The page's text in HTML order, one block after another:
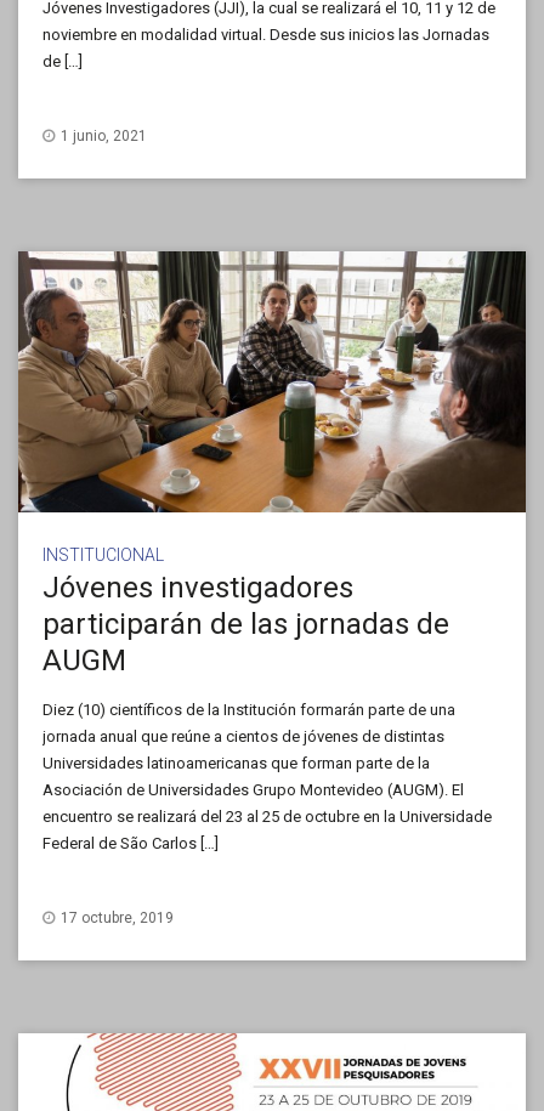
Jóvenes Investigadores (JJI), la cual se realizará el 10, 11 y 12 de
noviembre en modalidad virtual. Desde sus inicios las Jornadas
de […]
1 junio, 2021
INSTITUCIONAL
Jóvenes investigadores
participarán de las jornadas de
AUGM
Diez (10) científicos de la Institución formarán parte de una
jornada anual que reúne a cientos de jóvenes de distintas
Universidades latinoamericanas que forman parte de la
Asociación de Universidades Grupo Montevideo (AUGM). El
encuentro se realizará del 23 al 25 de octubre en la Universidade
Federal de São Carlos […]
17 octubre, 2019